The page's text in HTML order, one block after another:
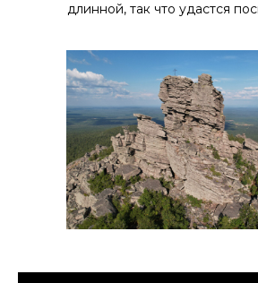
длинной, так что удастся